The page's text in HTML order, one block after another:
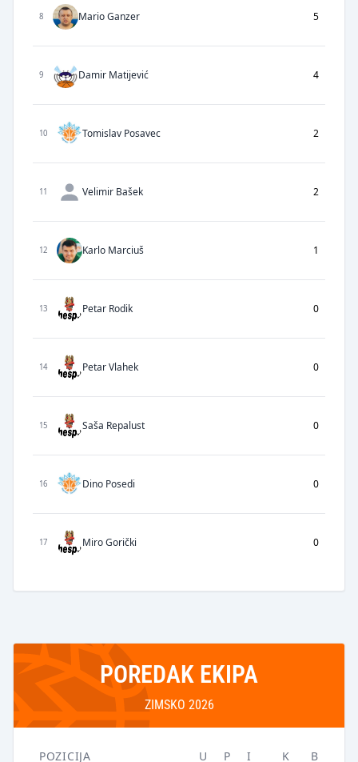
8 Mario Ganzer 5
9 Damir Matijević 4
10 Tomislav Posavec 2
11 Velimir Bašek 2
12 Karlo Marciuš 1
13 Petar Rodik 0
14 Petar Vlahek 0
15 Saša Repalust 0
16 Dino Posedi 0
17 Miro Gorički 0
POREDAK EKIPA
ZIMSKO 2026
POZICIJA U P I K B